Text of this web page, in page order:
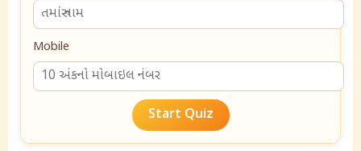
Mobile
Start Quiz